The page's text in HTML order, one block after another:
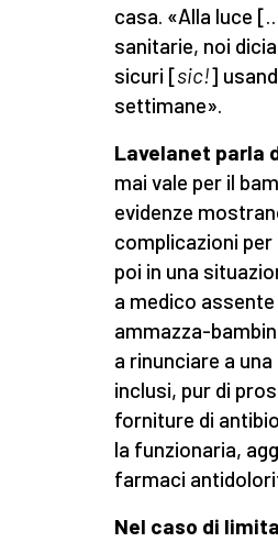
casa. «Alla luce
sanitarie, noi
sicuri [sic!]
settimane».
Lavelanet parla
mai vale per il
evidenze
complicazioni
poi in una
a medico
ammazza-
a rinunciare a
inclusi, pur di
forniture di
la funzionaria,
farmaci
Nel caso di